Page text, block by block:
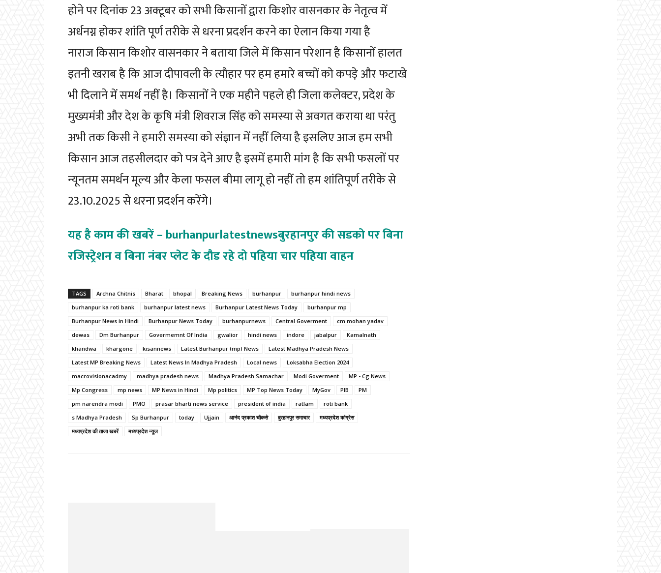
होने पर दिनांक 23 अक्टूबर को सभी किसानों द्वारा किशोर वासनकार के नेतृत्व में
अर्धनग्न होकर शांति पूर्ण तरीके से धरना प्रदर्शन करने का ऐलान किया गया है
नाराज किसान किशोर वासनकार ने बताया जिले में किसान परेशान है किसानों हालत
इतनी खराब है कि आज दीपावली के त्यौहार पर हम हमारे बच्चों को कपड़े और फटाखे
भी दिलाने में समर्थ नहीं है। किसानों ने एक महीने पहले ही जिला कलेक्टर, प्रदेश के
मुख्यमंत्री और देश के कृषि मंत्री शिवराज सिंह को समस्या से अवगत कराया था परंतु
अभी तक किसी ने हमारी समस्या को संज्ञान में नहीं लिया है इसलिए आज हम सभी
किसान आज तहसीलदार को पत्र देने आए है इसमें हमारी मांग है कि सभी फसलों पर
न्यूनतम समर्थन मूल्य और केला फसल बीमा लागू हो नहीं तो हम शांतिपूर्ण तरीके से
23.10.2025 से धरना प्रदर्शन करेंगे।
यह है काम की खबरें – burhanpurlatestnewsबुरहानपुर की सडको पर बिना
रजिस्ट्रेशन व बिना नंबर प्लेट के दौड रहे दो पहिया चार पहिया वाहन
TAGS Archna Chitnis Bharat bhopal Breaking News burhanpur
burhanpur hindi news
burhanpur ka roti bank
burhanpur latest news Burhanpur Latest News Today
burhanpur mp
Burhanpur News in Hindi
Burhanpur News Today burhanpurnews Central Goverment
cm mohan yadav
dewas
Dm Burhanpur Govermemnt Of India gwalior hindi news indore jabalpur
Kamalnath
khandwa
khargone kisannews Latest Burhanpur (mp) News
Latest Madhya Pradesh News
Latest MP Breaking News
Latest News In Madhya Pradesh Local news
Loksabha Election 2024
macrovisionacadmy
madhya pradesh news Madhya Pradesh Samachar Modi Goverment
MP - Cg News
Mp Congress
mp news MP News in Hindi Mp politics MP Top News Today MyGov PIB
PM
pm narendra modi
PMO prasar bharti news service president of india ratlam
roti bank
s Madhya Pradesh
Sp Burhanpur today Ujjain आनंद प्रकाश चौकसे बुरहानपुर समाचार
मध्यप्रदेश कांग्रेस
मध्यप्रदेश की ताजा खबरें
मध्यप्रदेश न्यूज